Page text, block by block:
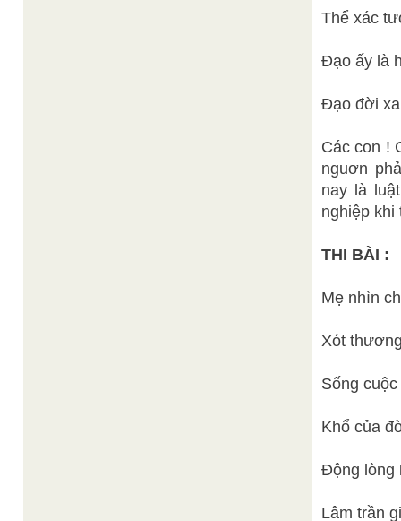
Thể xác
Đạo ấy là
Đạo đời
Các con !
nguơn
nay là
nghiệp khi
THI BÀI :
Mẹ nhìn
Xót
Sống
Khổ của
Động lòng
Lâm trần